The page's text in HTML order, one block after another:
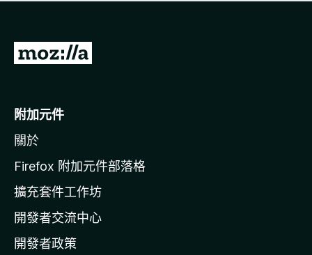
有
前
o
i
l
a
官
網
附加元件
關於
Firefox 附加元件部落格
擴充套件工作坊
開發者交流中心
開發者政策